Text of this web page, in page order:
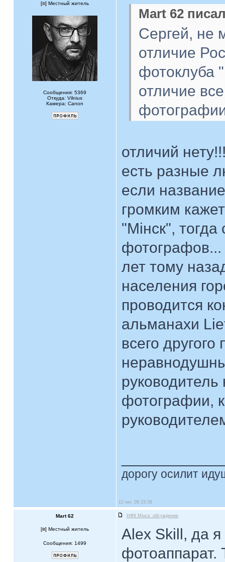
[ ] Местный житель
Сообщения: 5369
Откуда: Vilnius
Камера: Canon
Mart 62
Сергей, не
отличие
фотоклуба
отличие
отличий
есть разные
если
громким
"Мiнск", тогда
фотографов...
лет тому
населения
проводится
альманахи
всего
руководитель
фотографии,
дорогу осилит
12 окт, 09 23:38
Mart 62 НФК Мiнск: обсуждение
[ ] Местный житель
Сообщения: 1499
Alex Skill, да
фотоаппарат.